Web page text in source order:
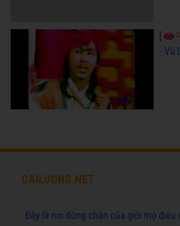
- Vũ
CAILUONG.NET
Đây là nơi dừng chân của giới mộ điệu